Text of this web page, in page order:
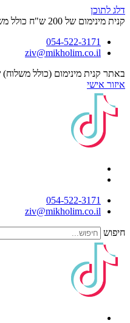
דלג לתוכן
קנית מינימום של 200 ש"ח כולל משלוח
054-522-3171⁩
ziv@mikholim.co.il
באתר קנית מינימום (כולל משלוח) של
איזור אישי
054-522-3171⁩
ziv@mikholim.co.il
חיפוש